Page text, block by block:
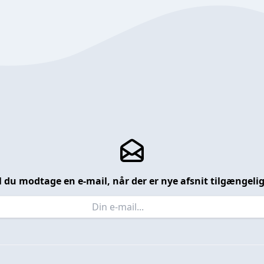
du modtage en e-mail, når der er nye afsnit